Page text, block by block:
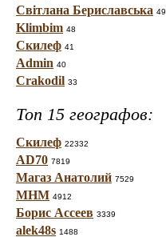
Світлана Бериславська 49
Klimbim 48
Скилеф 41
Admin 40
Crakodil 33
Топ 15 географов:
Скилеф 22332
AD70 7819
Магаз Анатолий 7529
МНМ 4912
Борис Ассеев 3339
alek48s 1488